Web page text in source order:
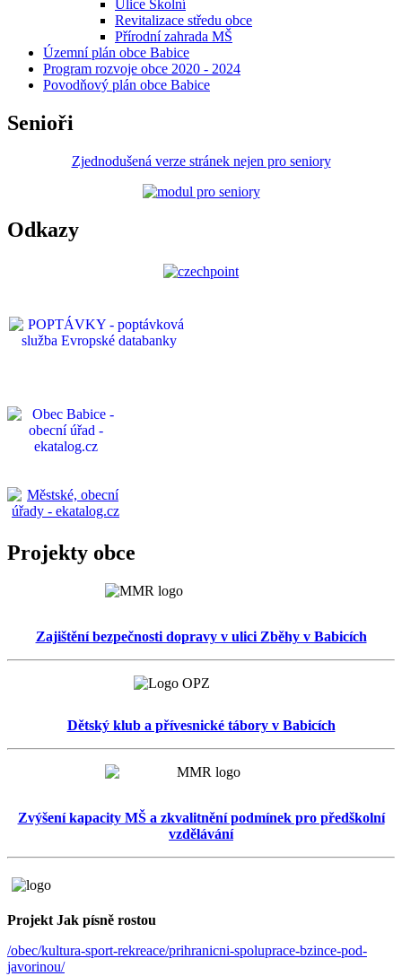
Ulice Školní
Revitalizace středu obce
Přírodní zahrada MŠ
Územní plán obce Babice
Program rozvoje obce 2020 - 2024
Povodňový plán obce Babice
Senioři
Zjednodušená verze stránek nejen pro seniory
Odkazy
Projekty obce
Zajištění bezpečnosti dopravy v ulici Zběhy v Babicích
Dětský klub a přívesnické tábory v Babicích
Zvýšení kapacity MŠ a zkvalitnění podmínek pro předškolní
vzdělávání
Projekt Jak písně rostou
/obec/kultura-sport-rekreace/prihranicni-spoluprace-bzince-pod-
javorinou/